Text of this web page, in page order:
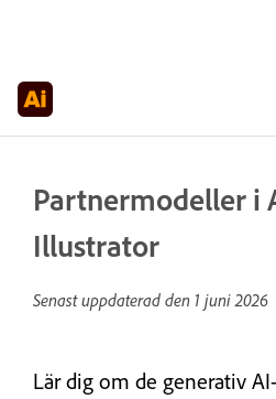
Partnermodeller i
Illustrator
Senast uppdaterad den 1 juni 2026
Lär dig om de generativ